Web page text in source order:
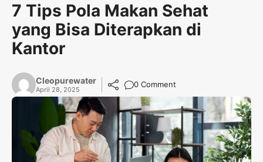
7 Tips Pola Makan Sehat
yang Bisa Diterapkan di
Kantor
Cleopurewater
April 28, 2025
0 Comment